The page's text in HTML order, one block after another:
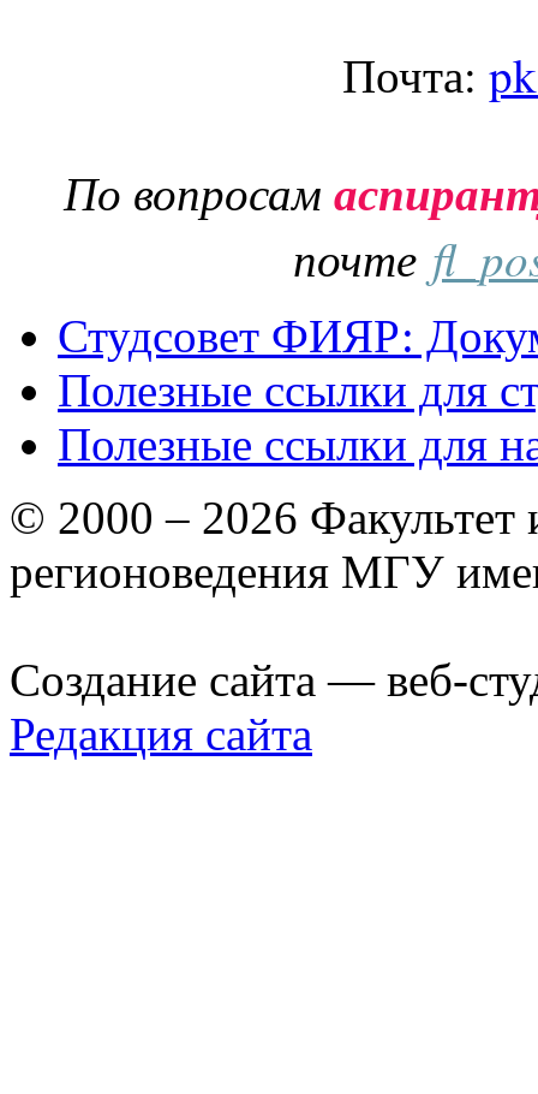
Почта:
По вопросам
почте
Студсовет ФИЯР:
Полезные ссылки для
Полезные ссылки для
© 2000 – 2026 Факультет
регионоведения МГУ
Создание сайта — веб-
Редакция сайта